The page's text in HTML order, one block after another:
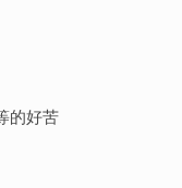
的好苦